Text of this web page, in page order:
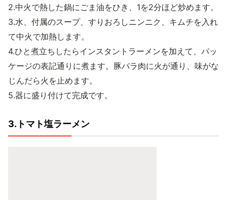
2.中火で熱した鍋にごま油をひき、1を2分ほど炒めます。
3.水、付属のスープ、すりおろしニンニク、キムチを入れ
て中火で加熱します。
4.ひと煮立ちしたらインスタントラーメンを加えて、パッ
ケージの表記通りに煮ます。豚バラ肉に火が通り、味がな
じんだら火を止めます。
5.器に盛り付けて完成です。
3.トマト塩ラーメン